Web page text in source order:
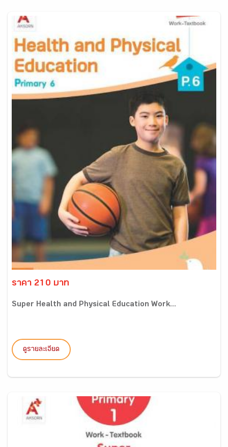
ราคา 210 บาท
Super Health and Physical Education Work...
ดูรายละเอียด